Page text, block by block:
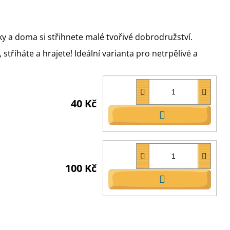
a doma si střihnete malé tvořivé dobrodružství.
a hrajete! Ideální varianta pro netrpělivé a
40 Kč
DO
KOŠÍKU
100 Kč
DO
KOŠÍKU